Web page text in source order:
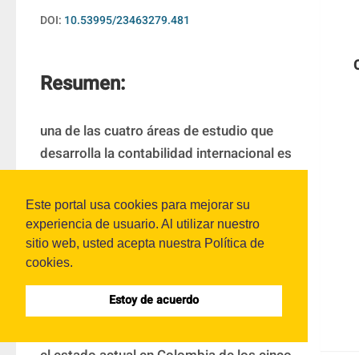
Este portal usa cookies para mejorar su
experiencia de usuario. Al utilizar nuestro
sitio web, usted acepta nuestra Política de
cookies.
Estoy de acuerdo
DOI: 10.53995/23463279.481
Resumen:
una de las cuatro áreas de estudio que
desarrolla la contabilidad internacional es
la de sistemas contables. Este artículo es
producto del proyecto de investigación
“Caracterización del Sistema Contable
Colombiano”, que tomó la propuesta de J.
I. Jarne desde un enfoque descriptivo.
Para ello, se presenta la propuesta de
estructuración de un sistema contable de